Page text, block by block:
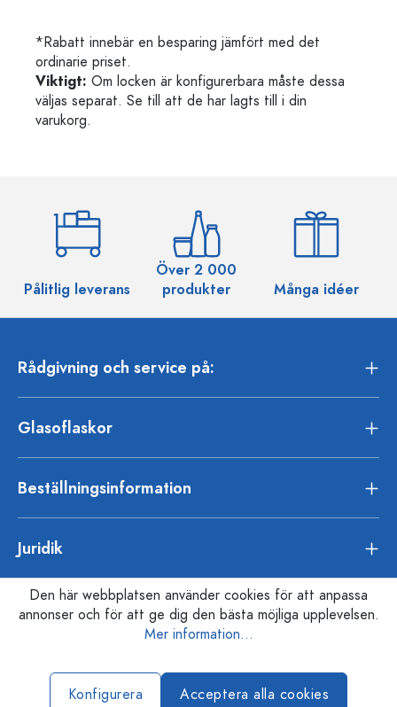
*Rabatt innebär en besparing jämfört med det
ordinarie priset.
Viktigt: Om locken är konfigurerbara måste dessa
väljas separat. Se till att de har lagts till i din
varukorg.
Pålitlig leverans
Över 2 000
produkter
Många idéer
Rådgivning och service på:
Glasoflaskor
Beställningsinformation
Juridik
Den här webbplatsen använder cookies för att anpassa
annonser och för att ge dig den bästa möjliga upplevelsen.
Mer information...
Konfigurera Acceptera alla cookies